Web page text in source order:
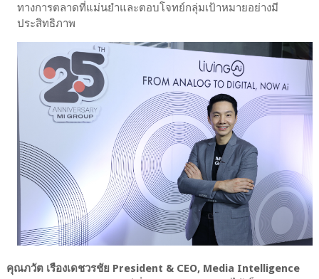
ทางการตลาดที่แม่นยำและตอบโจทย์กลุ่มเป้าหมายอย่างมี
ประสิทธิภาพ
คุณภวัต เรืองเดชวรชัย President & CEO, Media Intelligence